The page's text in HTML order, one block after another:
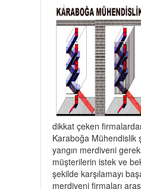
dikkat çeken
Karaboğa Mühendislik
yangın merdiveni
müşterilerin istek ve
şekilde karşılamayı
merdiveni firmaları